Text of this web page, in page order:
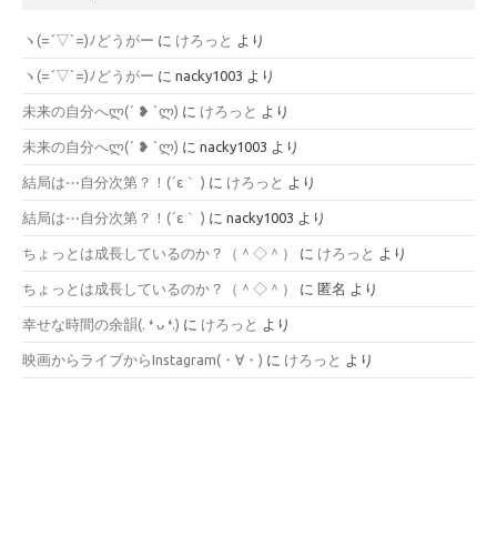
ヽ(=´▽`=)ﾉどうがー に けろっと より
ヽ(=´▽`=)ﾉどうがー に nacky1003 より
未来の自分へლ⁠(⁠´⁠ ⁠❥⁠ ⁠`⁠ლ⁠) に けろっと より
未来の自分へლ⁠(⁠´⁠ ⁠❥⁠ ⁠`⁠ლ⁠) に nacky1003 より
結局は⋯自分次第？！(´ε｀ ) に けろっと より
結局は⋯自分次第？！(´ε｀ ) に nacky1003 より
ちょっとは成長しているのか？（＾◇＾） に けろっと より
ちょっとは成長しているのか？（＾◇＾） に 匿名 より
幸せな時間の余韻(⁠.⁠ ⁠❛⁠ ⁠ᴗ⁠ ⁠❛⁠.⁠) に けろっと より
映画からライブからInstagram(⁠・⁠∀⁠・⁠) に けろっと より